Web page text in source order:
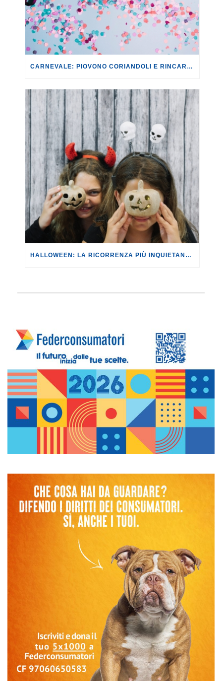
CARNEVALE: PIOVONO CORIANDOLI E RINCARI. I COSTI DI MASCHERE, TRUCCHI E DOLCI AUMENTANO MEDIAMENTE DEL +6% RISPETTO AL 2025.
HALLOWEEN: LA RICORRENZA PIÙ INQUIETANTE DELL’ANNO È SEMPRE PIÙ CARA.